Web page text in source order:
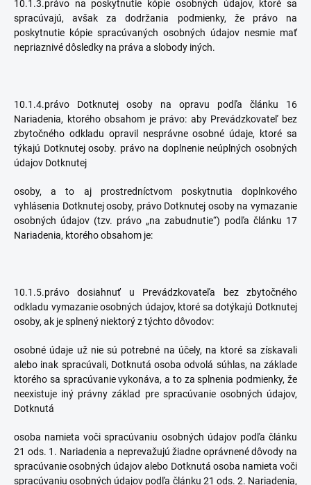
10.1.3.právo na poskytnutie kópie osobných údajov, ktoré sa
spracúvajú, avšak za dodržania podmienky, že právo na
poskytnutie kópie spracúvaných osobných údajov nesmie mať
nepriaznivé dôsledky na práva a slobody iných.
10.1.4.právo Dotknutej osoby na opravu podľa článku 16
Nariadenia, ktorého obsahom je právo: aby Prevádzkovateľ bez
zbytočného odkladu opravil nesprávne osobné údaje, ktoré sa
týkajú Dotknutej osoby. právo na doplnenie neúplných osobných
údajov Dotknutej
osoby, a to aj prostredníctvom poskytnutia doplnkového
vyhlásenia Dotknutej osoby, právo Dotknutej osoby na vymazanie
osobných údajov (tzv. právo „na zabudnutie“) podľa článku 17
Nariadenia, ktorého obsahom je:
10.1.5.právo dosiahnuť u Prevádzkovateľa bez zbytočného
odkladu vymazanie osobných údajov, ktoré sa dotýkajú Dotknutej
osoby, ak je splnený niektorý z týchto dôvodov:
osobné údaje už nie sú potrebné na účely, na ktoré sa získavali
alebo inak spracúvali, Dotknutá osoba odvolá súhlas, na základe
ktorého sa spracúvanie vykonáva, a to za splnenia podmienky, že
neexistuje iný právny základ pre spracúvanie osobných údajov,
Dotknutá
osoba namieta voči spracúvaniu osobných údajov podľa článku
21 ods. 1. Nariadenia a neprevažujú žiadne oprávnené dôvody na
spracúvanie osobných údajov alebo Dotknutá osoba namieta voči
spracúvaniu osobných údajov podľa článku 21 ods. 2. Nariadenia,